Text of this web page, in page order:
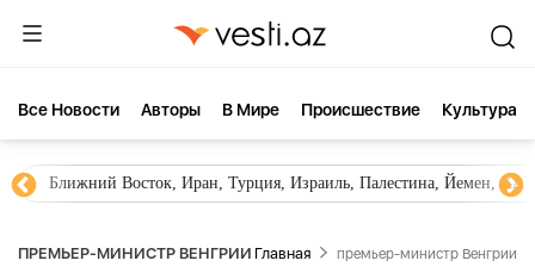
Все Новости Aвторы В Мире Происшествие Культура
Ирак, Новости Азербайджана Южный Кавказ,
ПРЕМЬЕР-МИНИСТР ВЕНГРИИ Главная премьер-министр Венгрии